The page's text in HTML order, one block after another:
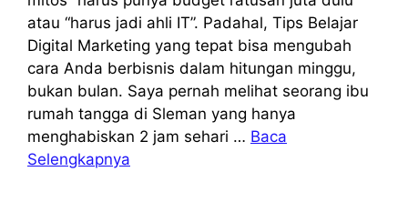
atau “harus jadi ahli IT”. Padahal, Tips Belajar
Digital Marketing yang tepat bisa mengubah
cara Anda berbisnis dalam hitungan minggu,
bukan bulan. Saya pernah melihat seorang ibu
rumah tangga di Sleman yang hanya
menghabiskan 2 jam sehari … Baca
Selengkapnya